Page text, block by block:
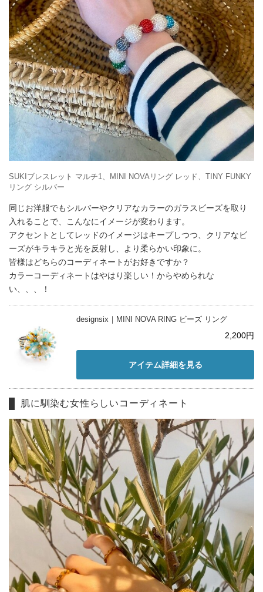
SUKIブレスレット マルチ1、MINI NOVAリング レッド、TINY FUNKY
リング シルバー
同じお洋服でもシルバーやクリアなカラーのガラスビーズを取り
入れることで、こんなにイメージが変わります。
アクセントとしてレッドのイメージはキープしつつ、クリアなビ
ーズがキラキラと光を反射し、より柔らかい印象に。
皆様はどちらのコーディネートがお好きですか？
カラーコーディネートはやはり楽しい！からやめられな
い、、、！
designsix｜MINI NOVA RING ビーズ リング
2,200円
アイテム詳細を見る
肌に馴染む女性らしいコーディネート